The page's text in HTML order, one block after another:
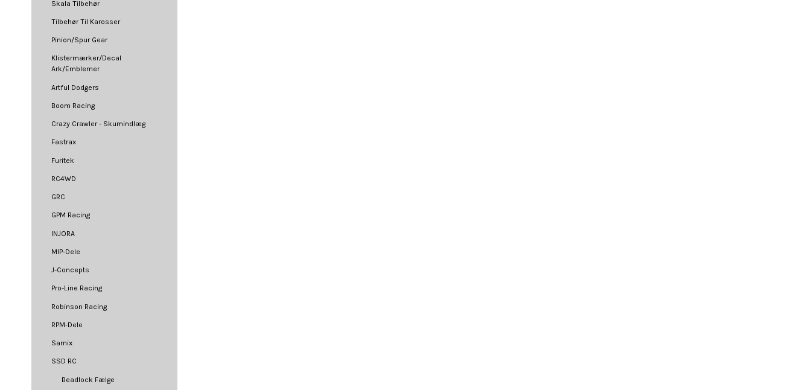
Skala Tilbehør
Tilbehør Til Karosser
Pinion/Spur Gear
Klistermærker/Decal
Ark/Emblemer
Artful Dodgers
Boom Racing
Crazy Crawler - Skumindlæg
Fastrax
Furitek
RC4WD
GRC
GPM Racing
INJORA
MIP-Dele
J-Concepts
Pro-Line Racing
Robinson Racing
RPM-Dele
Samix
SSD RC
Beadlock Fælge